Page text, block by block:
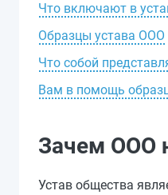
Что включают в
Образцы устава ООО
Что собой
Вам в помощь
Зачем ООО
Устав общества